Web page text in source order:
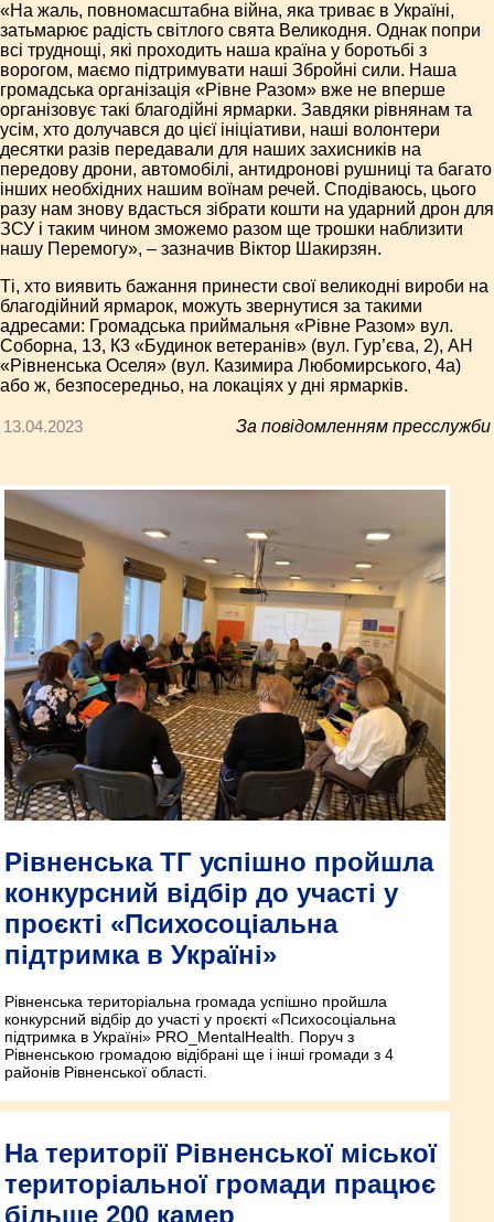
«На жаль, повномасштабна війна, яка триває в Україні,
затьмарює радість світлого свята Великодня. Однак попри
всі труднощі, які проходить наша країна у боротьбі з
ворогом, маємо підтримувати наші Збройні сили. Наша
громадська організація «Рівне Разом» вже не вперше
організовує такі благодійні ярмарки. Завдяки рівнянам та
усім, хто долучався до цієї ініціативи, наші волонтери
десятки разів передавали для наших захисників на
передову дрони, автомобілі, антидронові рушниці та багато
інших необхідних нашим воїнам речей. Сподіваюсь, цього
разу нам знову вдасться зібрати кошти на ударний дрон для
ЗСУ і таким чином зможемо разом ще трошки наблизити
нашу Перемогу», – зазначив Віктор Шакирзян.
Ті, хто виявить бажання принести свої великодні вироби на
благодійний ярмарок, можуть звернутися за такими
адресами: Громадська приймальня «Рівне Разом» вул.
Соборна, 13, К3 «Будинок ветеранів» (вул. Гур’єва, 2), АН
«Рівненська Оселя» (вул. Казимира Любомирського, 4а)
або ж, безпосередньо, на локаціях у дні ярмарків.
13.04.2023 За повідомленням пресслужби
Рівненська ТГ успішно пройшла
конкурсний відбір до участі у
проєкті «Психосоціальна
підтримка в Україні»
Рівненська територіальна громада успішно пройшла
конкурсний відбір до участі у проєкті «Психосоціальна
підтримка в Україні» PRO_MentalHealth. Поруч з
Рівненською громадою відібрані ще і інші громади з 4
районів Рівненської області.
На території Рівненської міської
територіальної громади працює
більше 200 камер